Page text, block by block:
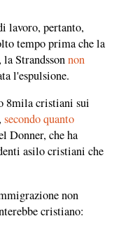
lavoro, pertanto,
tempo prima che la
Strandssonnon
l'espulsione.
8mila cristiani sui
secondo quanto
Donner, che ha
asilo cristiani che
non
cristiano: